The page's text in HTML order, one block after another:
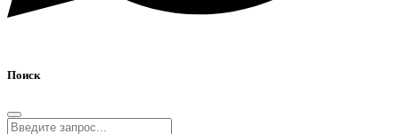
Поиск